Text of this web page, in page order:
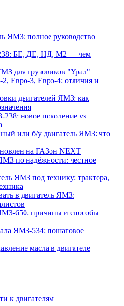
ЯМЗ: полное руководство
БЕ, ДЕ, НД, М2 — чем
для грузовиков "Урал"
Евро-3, Евро-4: отличия и
двигателей ЯМЗ: как
новое поколение vs
или б/у двигатель ЯМЗ: что
на ГАЗон NEXT
по надёжности: честное
ЯМЗ под технику: трактора,
в двигатель ЯМЗ:
650: причины и способы
ЯМЗ-534: пошаговое
масла в двигателе
к двигателям